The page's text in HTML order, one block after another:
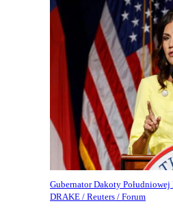
Gubernator Dakoty
DRAKE / Reuters / Forum